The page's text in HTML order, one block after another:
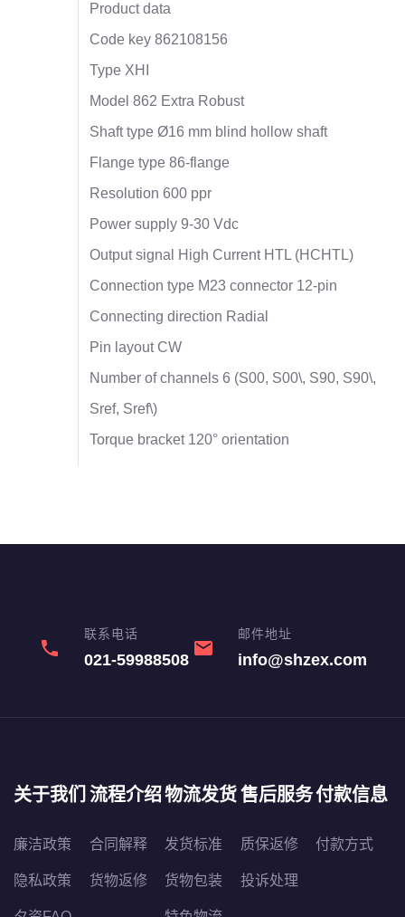
Product data
Code key 862108156
Type XHI
Model 862 Extra Robust
Shaft type Ø16 mm blind hollow shaft
Flange type 86-flange
Resolution 600 ppr
Power supply 9-30 Vdc
Output signal High Current HTL (HCHTL)
Connection type M23 connector 12-pin
Connecting direction Radial
Pin layout CW
Number of channels 6 (S00, S00\, S90, S90\,
Sref, Sref\)
Torque bracket 120° orientation
phone
联系电话
021-59988508
email
邮件地址
info@shzex.com
关于我们
廉洁政策
隐私政策
流程介绍
合同解释
货物返修
物流发货
发货标准
货物包装
售后服务
质保返修
投诉处理
付款信息
付款方式